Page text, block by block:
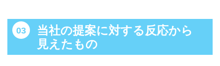
当社の提案に対する反応から
見えたもの